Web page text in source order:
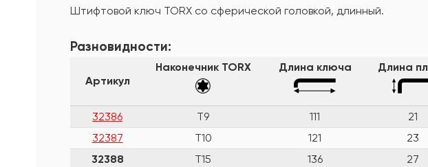
Штифтовой ключ TORX со сферической головкой, длинный.
Разновидности:
Артикул
Наконечник TORX Длина ключа Длина
32386 T9 111 21
32387
T10 121 23
32388
T15 136 27